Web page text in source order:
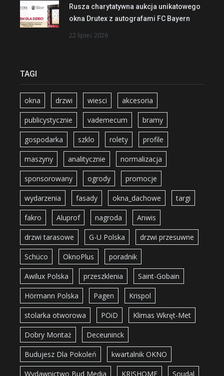
Rusza charytatywna aukcja unikatowego
okna Drutex z autografami FC Bayern
22 lipiec 2026
TAGI
okna drzwi wiesci akcesoria
publicystycznie vademecum bramy
gospodarka szklo rolety profile
maszyny analitycznie normalizacja
sponsorowany ogrody promocje
wydarzenia fasady okna_dachowe targi
fakro Aluprof nagroda Anwis
drzwi tarasowe G-U Polska drzwi przesuwne
Schüco OknoPlus poradnik
Awilux Polska przeszklenia Saint-Gobain
Hörmann Polska Pagen Krispol
stolarka otworowa POiD Klimas Wkręt-Met
Dobry Montaż Deceuninck
Budujesz Dla Pokoleń kwartalnik OKNO
Wydawnictwo Bud Media KRISHOME Soudal